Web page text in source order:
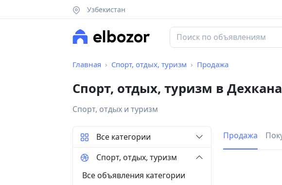
Узбекистан
Главная Спорт, отдых, туризм Продажа
Спорт, отдых, туризм в
Спорт, отдых и туризм
Продажа
Все категории
Спорт, отдых, туризм
Все объявления категории